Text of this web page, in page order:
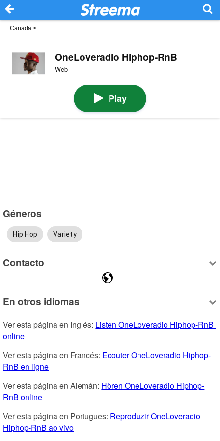
Canada >
OneLoveradio Hiphop-RnB
Web
Play
Géneros
Hip Hop Variety
Contacto
En otros idiomas
Ver esta página en Inglés: Listen OneLoveradio Hiphop-RnB
online
Ver esta página en Francés: Ecouter OneLoveradio Hiphop-
RnB en ligne
Ver esta página en Alemán: Hören OneLoveradio Hiphop-
RnB online
Ver esta página en Portugues: Reproduzir OneLoveradio
Hiphop-RnB ao vivo